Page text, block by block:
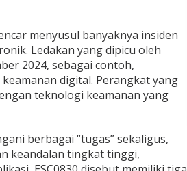
menyusul banyaknya insiden
Ledakan yang dipicu oleh
2024, sebagai contoh,
digital. Perangkat yang
teknologi keamanan yang
berbagai “tugas” sekaligus,
keandalan tingkat tinggi,